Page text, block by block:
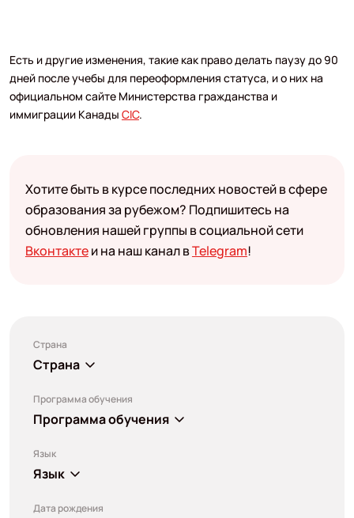
Есть и другие изменения, такие как право делать паузу до 90
дней после учебы для переоформления статуса, и о них на
официальном сайте Министерства гражданства и
иммиграции Канады CIC.
Хотите быть в курсе последних новостей в сфере
образования за рубежом? Подпишитесь на
обновления нашей группы в социальной сети
Вконтактеи на наш канал вTelegram!
Страна
Страна
Программа обучения
Программа обучения
Язык
Язык
Дата рождения